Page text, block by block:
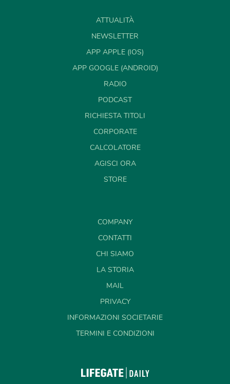
ATTUALITÀ
NEWSLETTER
APP APPLE (IOS)
APP GOOGLE (ANDROID)
RADIO
PODCAST
RICHIESTA TITOLI
CORPORATE
CALCOLATORE
AGISCI ORA
STORE
COMPANY
CONTATTI
CHI SIAMO
LA STORIA
MAIL
PRIVACY
INFORMAZIONI SOCIETARIE
TERMINI E CONDIZIONI